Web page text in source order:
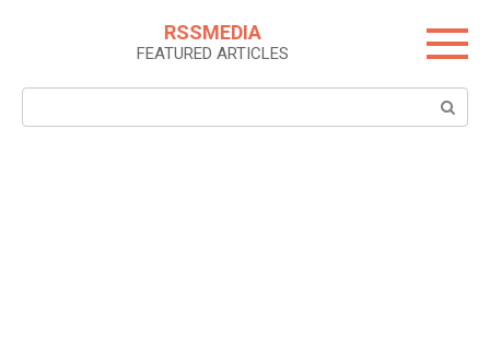
RSSMEDIA
FEATURED ARTICLES
Search: